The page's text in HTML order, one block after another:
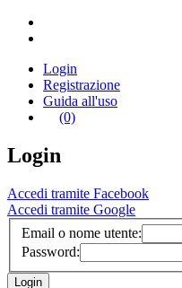
Login
Registrazione
Guida all'uso
(0)
Login
Accedi tramite Facebook
Accedi tramite Google
Email o nome utente:
Password: